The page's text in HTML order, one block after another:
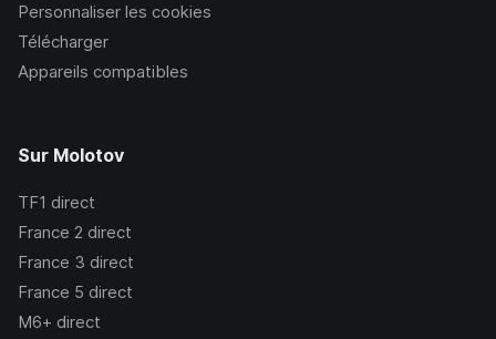
Personnaliser les cookies
Télécharger
Appareils compatibles
Sur Molotov
TF1 direct
France 2 direct
France 3 direct
France 5 direct
M6+ direct